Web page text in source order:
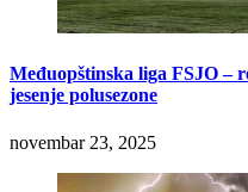
Međuopštinska liga FSJO –
jesenje polusezone
novembar 23, 2025